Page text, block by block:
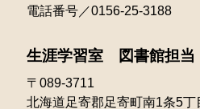
2023年01月
2022年01月
電話番号／0156-25-3188
生涯学習室 図書館担当
〒089-3711
北海道足寄郡足寄町南1条5